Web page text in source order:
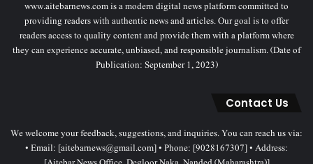
www.aitebarnews.com is a modern digital news platform committed to
providing readers with authentic news and articles. Our goal is to offer
readers access to quality content and provide them with a platform where
they can experience accurate, unbiased, and responsible journalism. (Date of
Publication: September 1, 2023)
Contact Us
We welcome your feedback, suggestions, and inquiries. You can reach us via:
• Email: [aitebarnews@gmail.com] • Phone: [9028167307] • Address: